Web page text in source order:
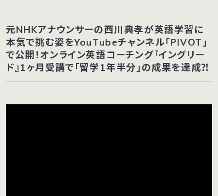
元NHKアナウンサーの西川典孝が英語学習に
本気で挑む姿をYouTubeチャンネル「PIVOT」
で公開！オンライン英語コーチング『イングリー
ド』1ヶ月受講で「留学1年半分」の成果を達成⁈